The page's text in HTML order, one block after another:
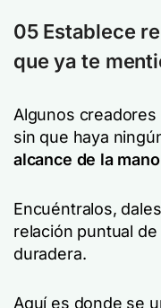
05 Establece
que ya te
Algunos creadores
sin que haya
alcance de la
Encuéntralos,
relación puntual
duradera.
Aquí es donde se